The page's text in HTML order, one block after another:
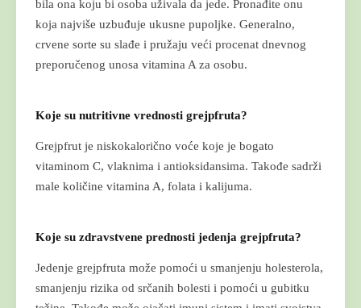
bila ona koju bi osoba uživala da jede. Pronađite onu
koja najviše uzbuđuje ukusne pupoljke. Generalno,
crvene sorte su slađe i pružaju veći procenat dnevnog
preporučenog unosa vitamina A za osobu.
Koje su nutritivne vrednosti grejpfruta?
Grejpfrut je niskokalorično voće koje je bogato
vitaminom C, vlaknima i antioksidansima. Takođe sadrži
male količine vitamina A, folata i kalijuma.
Koje su zdravstvene prednosti jedenja grejpfruta?
Jedenje grejpfruta može pomoći u smanjenju holesterola,
smanjenju rizika od srčanih bolesti i pomoći u gubitku